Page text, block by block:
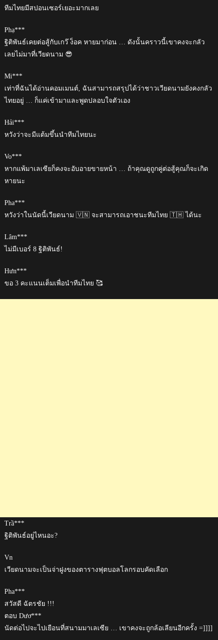
ทีมไทยมีสปอนเซอร์เยอะมากเลย
Phạ***
ฐิติพันธ์เคยต่อสู้กับเกว๊ ง็อค หายมาก่อน … ดังนั้นคราวนี้เขาคงจะกลัว
เลยไม่มาที่เวียดนาม 😎
Mi***
เท่าที่ฉันได้อ่านคอมเมนต์, ฉันสามารถสรุปได้ว่าชาวเวียดนามยังคงกลัว
ไทยอยู่ … ก็แค่เข้ามาและพูดปลอบใจตัวเอง
Hải***
หวังว่าจะมีแต้มขึ้นนำทีมไทยนะ
Vo***
หากแพ้มาเลเซียก็คงจะอับอายขายหน้า … ถ้าคุณดูถูกคู่ต่อสู้คุณก็จะเกิด
หายนะ
Pha***
หวังว่าในนัดนี้เวียดนาม 🇻🇳 จะสามารถเอาชนะทีมไทย 🇹🇭 ได้นะ
Lâm***
ไม่มีเบอร์ 8 ฐิติพันธ์!
Hưn***
ขอ 3 คะแนนเต็มเพื่อนำทีมไทย 🥰
Trầ***
ฐิติพันธ์อยู่ไหนอะ?
Vn
เวียดนามจะเป็นจ่าฝูงของตารางฟุตบอลโลกรอบคัดเลือก
Pha***
สวัสดี ฉัตรชัย !!!
ตอบ Dươ***
นัดต่อไปจะไปเยือนที่สนามมาเลเซีย … เขาคงจะถูกล้อเลียนอีกครั้ง =]]]]